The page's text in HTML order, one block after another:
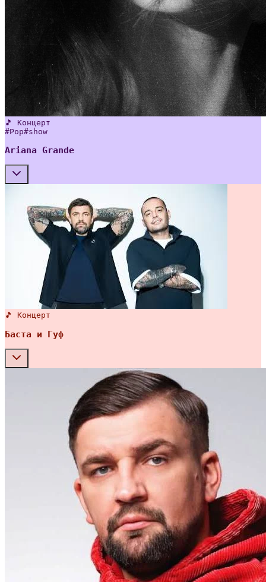
🎵 Концерт
#Pop#show
Ariana Grande
🎵 Концерт
Баста и Гуф